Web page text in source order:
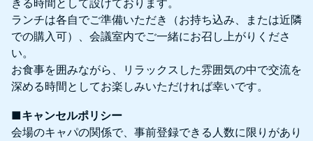
きる時間として設けております。
ランチは各自でご準備いただき（お持ち込み、または近隣
での購入可）、会議室内でご一緒にお召し上がりくださ
い。
お食事を囲みながら、リラックスした雰囲気の中で交流を
深める時間としてお楽しみいただければ幸いです。
■キャンセルポリシー
会場のキャパの関係で、事前登録できる人数に限りがあり